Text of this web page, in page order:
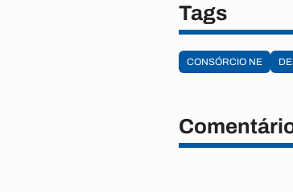
Tags
CONSÓRCIO NE